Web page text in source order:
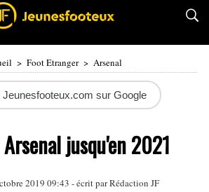
> Foot Etranger > Arsenal
Jeunesfooteux.com sur Google
jusqu'en 2021
2019 09:43 - écrit par Rédaction JF